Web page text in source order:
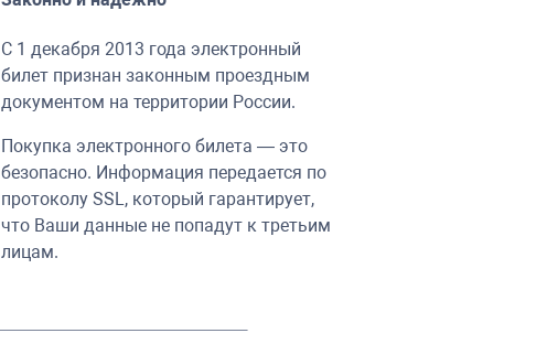
С 1 декабря 2013 года электронный
билет признан законным проездным
документом на территории России.
Покупка электронного билета — это
безопасно. Информация передается по
протоколу SSL, который гарантирует,
что Ваши данные не попадут к третьим
лицам.